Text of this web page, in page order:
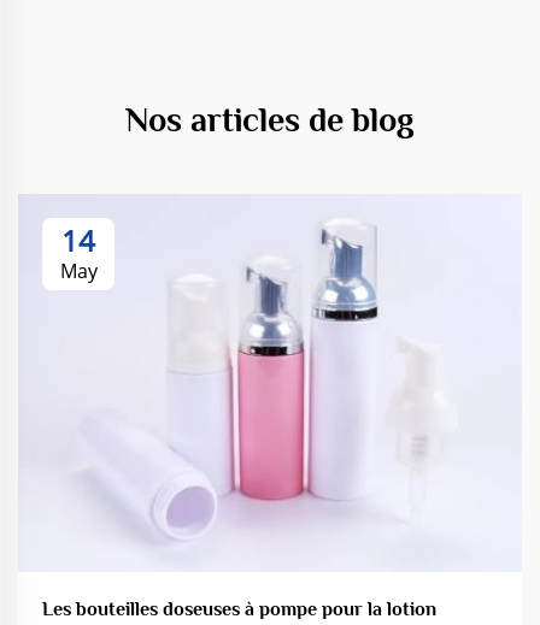
Nos articles de blog
14
May
Les bouteilles doseuses à pompe pour la lotion